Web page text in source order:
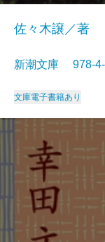
佐々木譲／著
新潮文庫 978-
文庫電子書籍あり